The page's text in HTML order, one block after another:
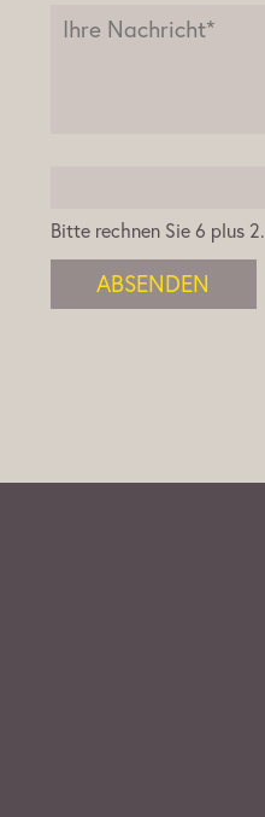
Bitte rechnen Sie 6 plus 2.
ABSENDEN